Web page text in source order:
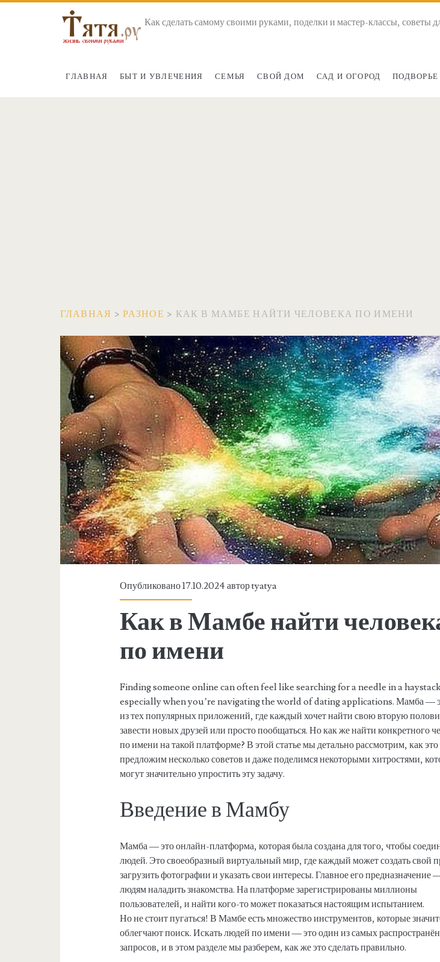
Как сделать самому своими руками, поделки и мастер-классы, советы
ГЛАВНАЯ БЫТ И УВЛЕЧЕНИЯ СЕМЬЯ СВОЙ ДОМ САД И ОГОРОД ПОДВОРЬЕ
ГЛАВНАЯ >РАЗНОЕ > КАК В МАМБЕ НАЙТИ ЧЕЛОВЕКА ПО ИМЕНИ
Опубликовано 17.10.2024 авторtyatya
Как в Мамбе найти
по имени
Finding someone online can often feel like searching for a needle in a
especially when you’re navigating the world of dating applications. Мамба —
из тех популярных приложений, где каждый хочет найти свою вторую
завести новых друзей или просто пообщаться. Но как же найти конкретного
по имени на такой платформе? В этой статье мы детально рассмотрим, как это
предложим несколько советов и даже поделимся некоторыми хитростями,
могут значительно упростить эту задачу.
Введение в Мамбу
Мамба — это онлайн-платформа, которая была создана для того, чтобы
людей. Это своеобразный виртуальный мир, где каждый может создать свой
загрузить фотографии и указать свои интересы. Главное его предназначение
людям наладить знакомства. На платформе зарегистрированы миллионы
пользователей, и найти кого-то может показаться настоящим испытанием.
Но не стоит пугаться! В Мамбе есть множество инструментов, которые
облегчают поиск. Искать людей по имени — это один из самых
запросов, и в этом разделе мы разберем, как же это сделать правильно.